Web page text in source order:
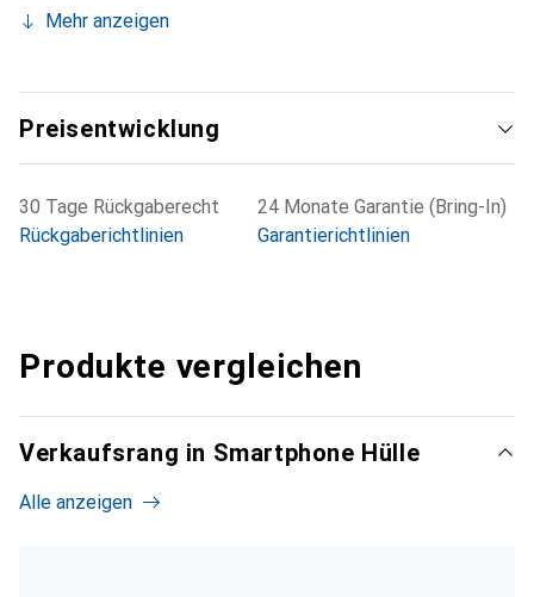
Mehr anzeigen
Preisentwicklung
30 Tage Rückgaberecht
Rückgaberichtlinien
24 Monate Garantie (Bring-In)
Garantierichtlinien
Produkte vergleichen
Verkaufsrang in Smartphone Hülle
Alle anzeigen